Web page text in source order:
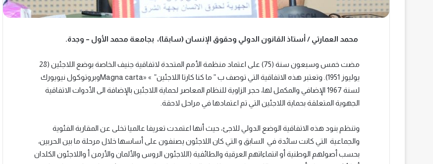
محمد العمارتي / أستاذ القانون الدولي وحقوق الإنسان (سابقا)، بجامعة محمد الأول – وجدة.
مضت خمس وسبعون سنة (75) على اعتماد منظمة الأمم المتحدة لاتفاقية جنيف الخاصة بوضع اللاجئين (28
يوليوز 1951). وتعتبر هذه الاتفاقية التي توصف ب ” ما كنا كارتا اللاجئين”
«
Magna carta»وبروتوكول نيويورك
لسنة 1967 الإضافي والمكمل لها، حجر الزاوية للنظام المعاصر لحماية اللاجئين بالإضافة الى الأدوات الاتفاقية
الجهوية المتعلقة بحماية اللاجئين التي تم اعتمادها في مراحل لاحقة.
وتنظم بنود هذه الاتفاقية الوضع الدولي للاجئ، حيث أنها اعتمدت تعريفا عالميا تخلى عن المقاربة الفئوية
والجماعية التي كانت سائدة في السابق و التي كان اللاجئون يصنفون على أساسها خلال مرحلة ما بين الحربين،
بحسب أصولهم الوطنية أو انتماءاتهم العرقية والطائفية (اللاجئون الروس والألمان والأرمن أ واللاجئون الكلدان